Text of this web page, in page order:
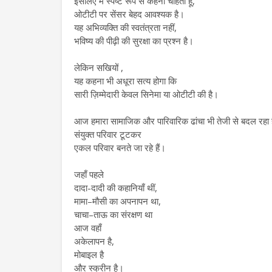
ओटीटी पर सेंसर बेहद आवश्यक है।
यह अभिव्यक्ति की स्वतंत्रता नहीं,
भविष्य की पीढ़ी की सुरक्षा का प्रश्न है।
लेकिन सखियों ,
यह कहना भी अधूरा सत्य होगा कि
सारी ज़िम्मेदारी केवल सिनेमा या ओटीटी की है।
आज हमारा सामाजिक और पारिवारिक ढांचा भी तेजी से बदल
संयुक्त परिवार टूटकर
एकल परिवार बनते जा रहे हैं।
जहाँ पहले
दादा-दादी की कहानियाँ थीं,
मामा–मौसी का अपनापन था,
चाचा–ताऊ का संरक्षण था
आज वहाँ
अकेलापन है,
मोबाइल है
और स्क्रीन है।